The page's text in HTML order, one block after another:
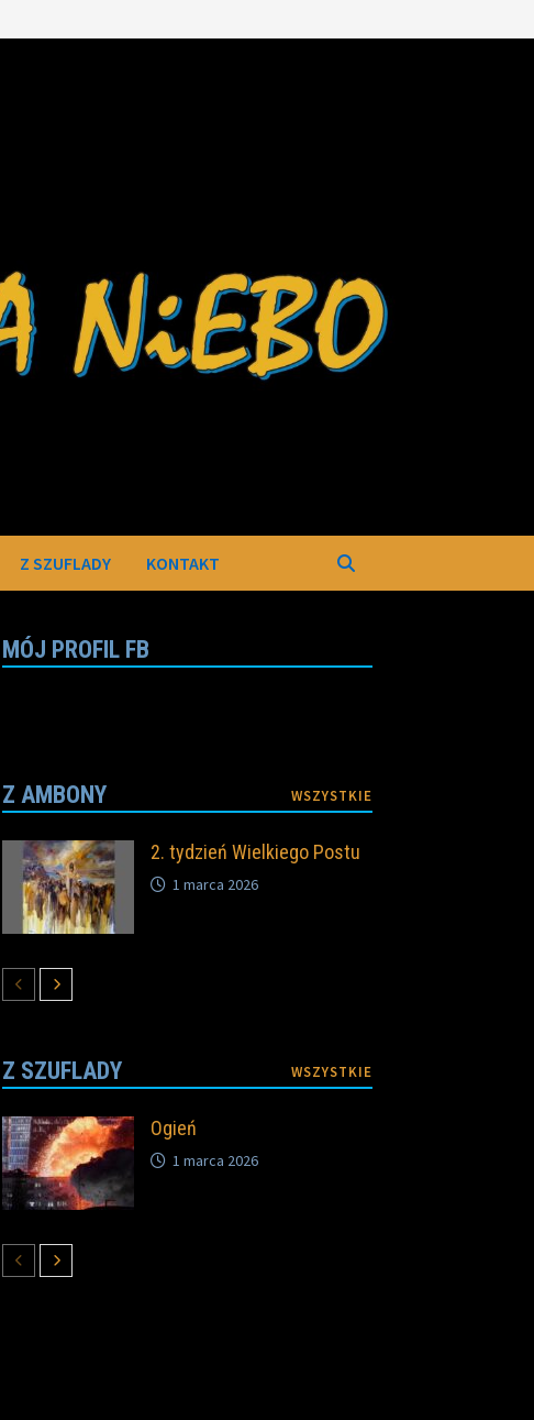
Z SZUFLADY KONTAKT
MÓJ PROFIL FB
Z AMBONY WSZYSTKIE
2. tydzień Wielkiego Postu
1 marca 2026
Z SZUFLADY WSZYSTKIE
Ogień
1 marca 2026